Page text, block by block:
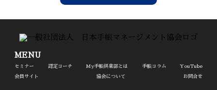
MENU
セミナー 認定コーチ My手帳倶楽部とは 手帳コラム YouTube
会員サイト 協会について お問合せ